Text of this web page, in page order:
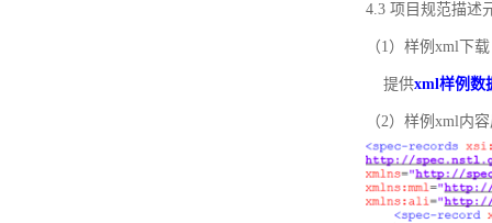
4.3 项目规范描述
（1）样例xml下载
提供xml样例数
（2）样例xml内